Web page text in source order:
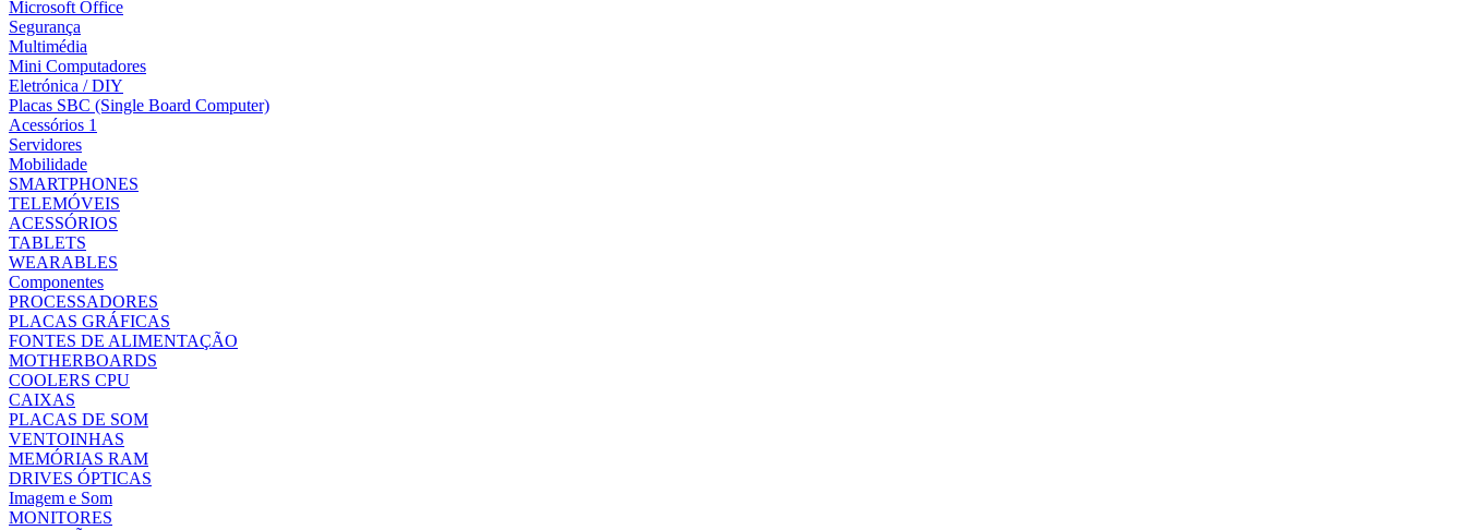
Microsoft Office
Segurança
Multimédia
Mini Computadores
Eletrónica / DIY
Placas SBC (Single Board Computer)
Acessórios 1
Servidores
Mobilidade
SMARTPHONES
TELEMÓVEIS
ACESSÓRIOS
TABLETS
WEARABLES
Componentes
PROCESSADORES
PLACAS GRÁFICAS
FONTES DE ALIMENTAÇÃO
MOTHERBOARDS
COOLERS CPU
CAIXAS
PLACAS DE SOM
VENTOINHAS
MEMÓRIAS RAM
DRIVES ÓPTICAS
Imagem e Som
MONITORES